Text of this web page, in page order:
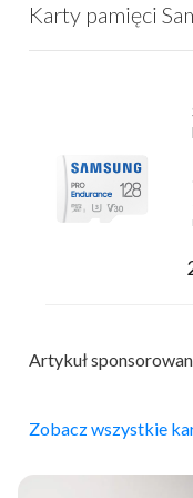
Karty pamięci
Artykuł
Zobacz wszystkie